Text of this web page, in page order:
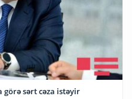
sərt cəza istəyir